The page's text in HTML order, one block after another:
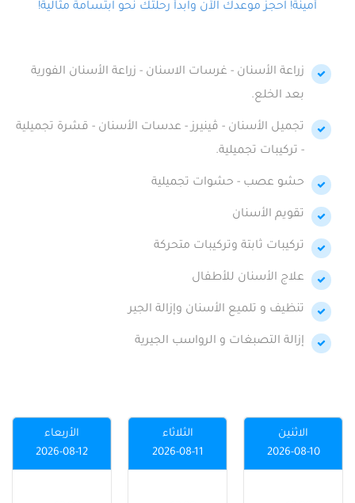
أمينة! احجز موعدك الآن وابدأ رحلتك نحو ابتسامة مثالية!
زراعة الأسنان - غرسات الاسنان - زراعة الأسنان الفورية
بعد الخلع.
تجميل الأسنان - ڤينيرز - عدسات الأسنان - قشرة تجميلية
- تركيبات تجميلية.
حشو عصب - حشوات تجميلية
تقويم الأسنان
تركيبات ثابتة وتركيبات متحركة
علاج الأسنان للأطفال
تنظيف و تلميع الأسنان وإزالة الجير
إزالة التصبغات و الرواسب الجيرية
الاثنين
2026-08-10
الثلاثاء
2026-08-11
الأربعاء
2026-08-12